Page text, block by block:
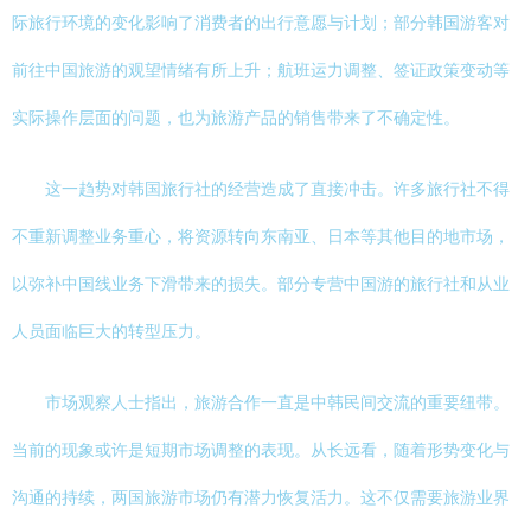
际旅行环境的变化影响了消费者的出行意愿与计划；部分韩国游客对
前往中国旅游的观望情绪有所上升；航班运力调整、签证政策变动等
实际操作层面的问题，也为旅游产品的销售带来了不确定性。
这一趋势对韩国旅行社的经营造成了直接冲击。许多旅行社不得
不重新调整业务重心，将资源转向东南亚、日本等其他目的地市场，
以弥补中国线业务下滑带来的损失。部分专营中国游的旅行社和从业
人员面临巨大的转型压力。
市场观察人士指出，旅游合作一直是中韩民间交流的重要纽带。
当前的现象或许是短期市场调整的表现。从长远看，随着形势变化与
沟通的持续，两国旅游市场仍有潜力恢复活力。这不仅需要旅游业界